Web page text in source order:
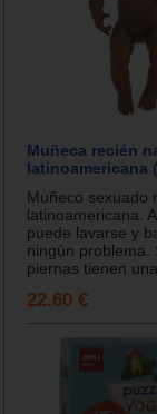
Muñeca recién
latinoamericana
Muñeco sexuado
latinoamericana.
puede lavarse y
ningún problema.
piernas tienen
22.60 €